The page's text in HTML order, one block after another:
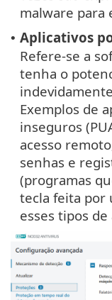
malware para
• Aplicativos
Refere-se a
tenha o
Exemplos de
inseguros
acesso
senhas e
(programas
tecla feita por
esses tipos